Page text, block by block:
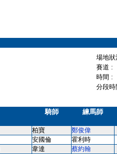
場地
賽道 :
時間 :
分段
騎師 練馬師
柏寶 鄭俊偉
安國倫 霍利時
韋達 蔡約翰